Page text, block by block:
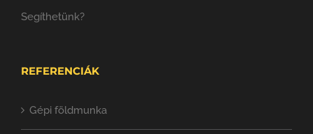
Segíthetünk?
REFERENCIÁK
Gépi földmunka